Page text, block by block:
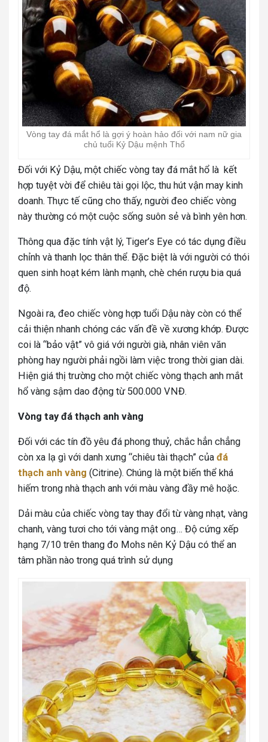
Vòng tay đá mắt hổ là gợi ý hoàn hảo đối với nam nữ gia
chủ tuổi Kỷ Dậu mệnh Thổ
Đối với Kỷ Dậu, một chiếc vòng tay đá mắt hổ là kết
hợp tuyệt vời để chiêu tài gọi lộc, thu hút vận may kinh
doanh. Thực tế cũng cho thấy, người đeo chiếc vòng
này thường có một cuộc sống suôn sẻ và bình yên hơn.
Thông qua đặc tính vật lý, Tiger’s Eye có tác dụng điều
chỉnh và thanh lọc thân thể. Đặc biệt là với người có thói
quen sinh hoạt kém lành mạnh, chè chén rượu bia quá
độ.
Ngoài ra, đeo chiếc vòng hợp tuổi Dậu này còn có thể
cải thiện nhanh chóng các vấn đề về xương khớp. Được
coi là “bảo vật” vô giá với người già, nhân viên văn
phòng hay người phải ngồi làm việc trong thời gian dài.
Hiện giá thị trường cho một chiếc vòng thạch anh mắt
hổ vàng sậm dao động từ 500.000 VNĐ.
Vòng tay đá thạch anh vàng
Đối với các tín đồ yêu đá phong thuỷ, chắc hẳn chẳng
còn xa lạ gì với danh xưng “chiêu tài thạch” của đá
thạch anh vàng (Citrine). Chúng là một biến thể khá
hiếm trong nhà thạch anh với màu vàng đầy mê hoặc.
Dải màu của chiếc vòng tay thay đổi từ vàng nhạt, vàng
chanh, vàng tươi cho tới vàng mật ong… Độ cứng xếp
hạng 7/10 trên thang đo Mohs nên Kỷ Dậu có thể an
tâm phần nào trong quá trình sử dụng